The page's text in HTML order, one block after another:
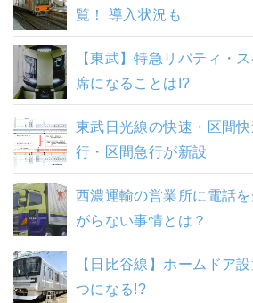
覧！ 導入状況も
【東武】特急リバティ・
席になることは!?
東武日光線の快速・区間
行・区間急行が新設
西濃運輸の営業所に電話
がらない事情とは？
【日比谷線】ホームドア
つになる!?